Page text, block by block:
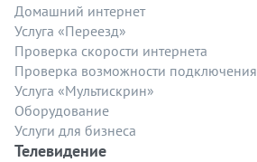
Домашний интернет
Услуга «Переезд»
Проверка скорости интернета
Проверка возможности подключения
Услуга «Мультискрин»
Оборудование
Услуги для бизнеса
Телевидение